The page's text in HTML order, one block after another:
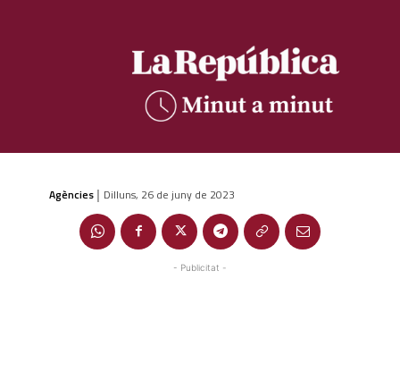
Agències | Dilluns, 26 de juny de 2023
- Publicitat -